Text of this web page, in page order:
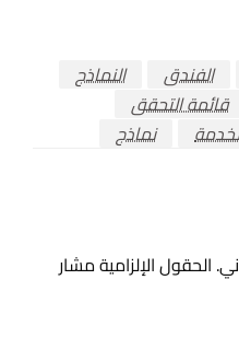
الفندق
النماذج
قائمة التحقق
نماذج
الحقول الإلزامية مشار